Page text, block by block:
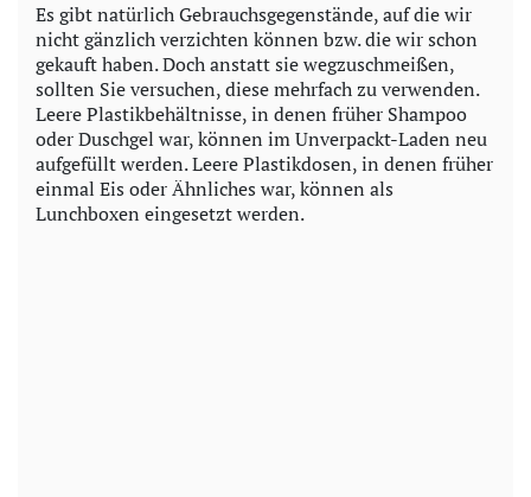
Es gibt natürlich Gebrauchsgegenstände, auf die wir
nicht gänzlich verzichten können bzw. die wir schon
gekauft haben. Doch anstatt sie wegzuschmeißen,
sollten Sie versuchen, diese mehrfach zu verwenden.
Leere Plastikbehältnisse, in denen früher Shampoo
oder Duschgel war, können im Unverpackt-Laden neu
aufgefüllt werden. Leere Plastikdosen, in denen früher
einmal Eis oder Ähnliches war, können als
Lunchboxen eingesetzt werden.